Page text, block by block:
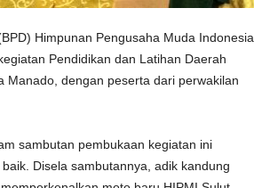
Himpunan Pengusaha Muda Indonesia
Pendidikan dan Latihan Daerah
Manado, dengan peserta dari perwakilan
sambutan pembukaan kegiatan ini
Disela sambutannya, adik kandung